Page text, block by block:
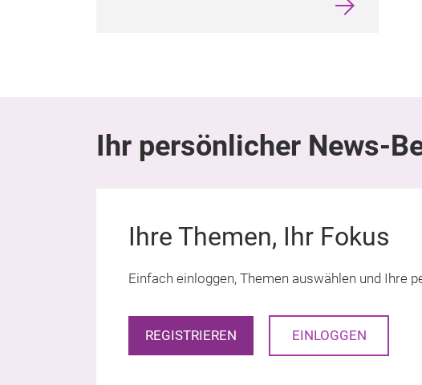
Ihr persönlicher News-
Ihre Themen, Ihr Fokus
Einfach einloggen, Themen auswählen und Ihre
REGISTRIEREN EINLOGGEN